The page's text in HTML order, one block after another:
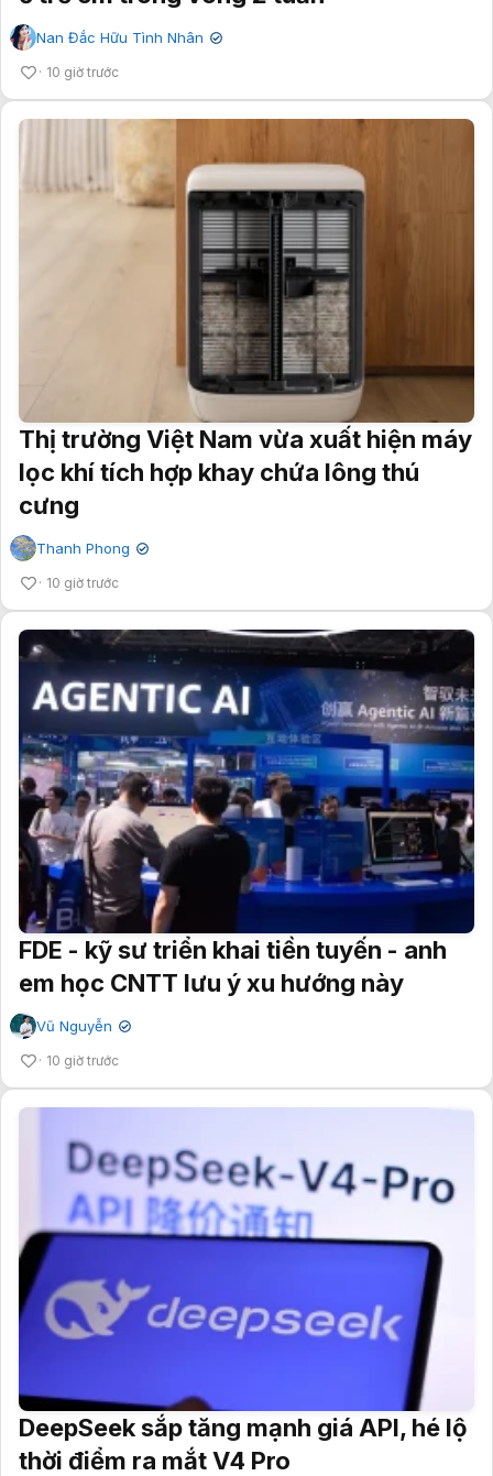
Nan Đắc Hữu Tình Nhân ✔
10 giờ trước
Thị trường Việt Nam vừa xuất hiện máy
lọc khí tích hợp khay chứa lông thú
cưng
Thanh Phong ✔
10 giờ trước
FDE - kỹ sư triển khai tiền tuyến - anh
em học CNTT lưu ý xu hướng này
Vũ Nguyễn ✔
10 giờ trước
DeepSeek sắp tăng mạnh giá API, hé lộ
thời điểm ra mắt V4 Pro